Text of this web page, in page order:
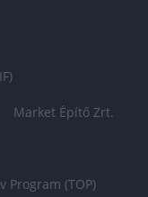
Market Építő Zrt.
Program (TOP)